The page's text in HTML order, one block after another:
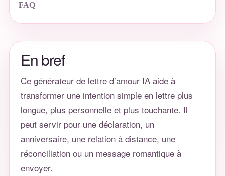
FAQ
En bref
Ce générateur de lettre d’amour IA aide à
transformer une intention simple en lettre plus
longue, plus personnelle et plus touchante. Il
peut servir pour une déclaration, un
anniversaire, une relation à distance, une
réconciliation ou un message romantique à
envoyer.